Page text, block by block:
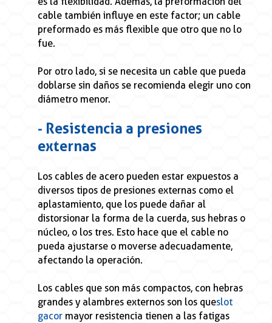
cable también influye en este factor; un cable
preformado es más flexible que otro que no lo
fue.
Por otro lado, si se necesita un cable que pueda
doblarse sin daños se recomienda elegir uno con
diámetro menor.
- Resistencia a presiones
externas
Los cables de acero pueden estar expuestos a
diversos tipos de presiones externas como el
aplastamiento, que los puede dañar al
distorsionar la forma de la cuerda, sus hebras o
núcleo, o los tres. Esto hace que el cable no
pueda ajustarse o moverse adecuadamente,
afectando la operación.
Los cables que son más compactos, con hebras
grandes y alambres externos son los queslot
gacor mayor resistencia tienen a las fatigas